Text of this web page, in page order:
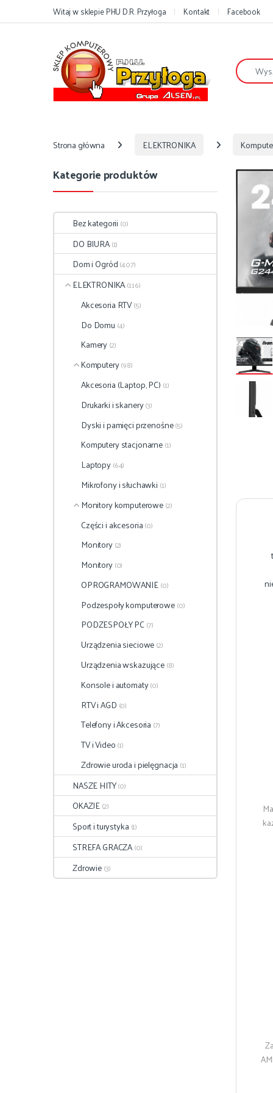
Przejdź do nawigacji
Przejdź do treściWitaj w sklepie PHU D.R. Przyłoga Kontakt Facebook
Szukaj:
Strona główna ELEKTRONIKA
Kategorie produktów
Bez kategorii (0)
DO BIURA(1)
Dom i Ogród(407)
ELEKTRONIKA(116)
Akcesoria RTV(5)
Do Domu (4)
Kamery(2)
Komputery(98)
Akcesoria (Laptop, PC) (1)
Drukarki i skanery(3)
Dyski i pamięci przenośne(5)
Komputery stacjonarne(1)
Laptopy(64)
Mikrofony i słuchawki (1)
Monitory komputerowe(2)
Części i akcesoria(0)
Monitory(2)
Monitory(0)
OPROGRAMOWANIE(0)
Podzespoły komputerowe(0)
PODZESPOŁY PC(7)
Urządzenia sieciowe(2)
Urządzenia wskazujące(8)
Konsole i automaty(0)
RTV i AGD (0)
Telefony i Akcesoria (7)
TV i Video(1)
Zdrowie uroda i pielęgnacja (1)
NASZE HITY(0)
OKAZJE(2)
Sport i turystyka (1)
STREFA GRACZA(0)
Zdrowie(3)